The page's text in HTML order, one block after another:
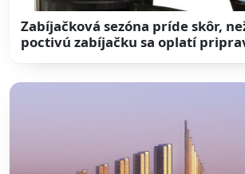
Zabíjačková sezóna príde skôr,
poctivú zabíjačku sa oplatí